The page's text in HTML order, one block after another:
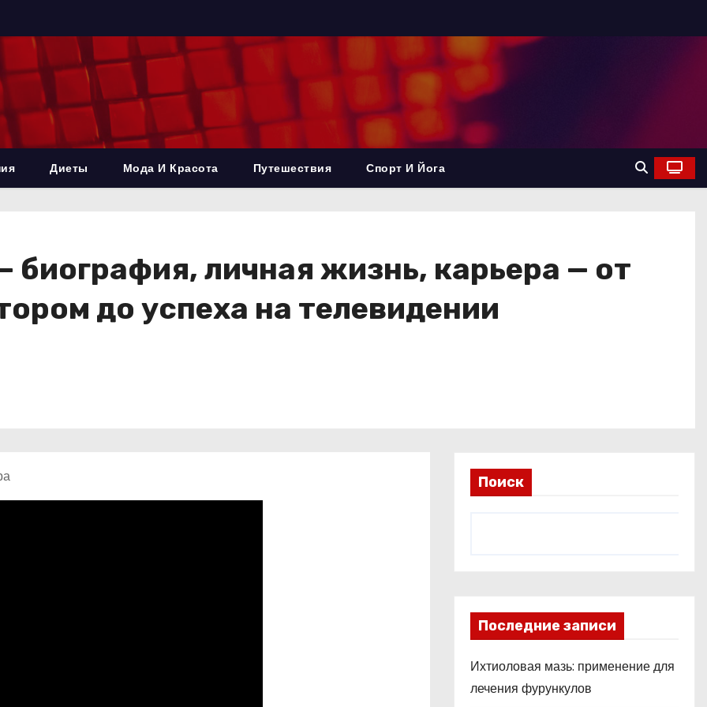
Диеты Мода И Красота Путешествия Спорт И Йога
биография, личная жизнь, карьера — от
до успеха на телевидении
Поиск
Последние записи
Ихтиоловая мазь: применение для
лечения фурункулов